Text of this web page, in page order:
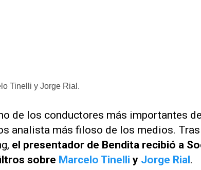
Tinelli y Jorge Rial.
de los conductores más importantes
analista más filoso de los medios. Tras
el presentador de Bendita recibió a
sobre Marcelo Tinelli y Jorge Rial.